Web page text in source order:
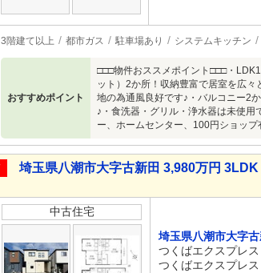
3階建て以上 都市ガス 駐車場あり システムキッチン
おすすめポイント
□□□物件おススメポイント□□□・
ット）2か所！収納豊富で居室を広
地の為通風良好です♪・バルコニー2
♪・食洗器・グリル・浄水器は未使
ー、ホームセンター、100円ショップ
埼玉県八潮市大字古新田 3,980万円 3LDK
中古住宅
埼玉県八潮市大字古
つくばエクスプレ
つくばエクスプレ